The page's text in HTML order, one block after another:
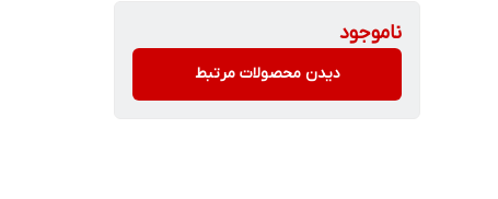
ناموجود
دیدن محصولات مرتبط